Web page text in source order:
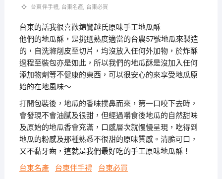
台東伴手禮, 台東名產, 台東必買
台東的話我很喜歡錦鸞越氏原味手工地瓜酥
他們的地瓜酥，是挑選熟度適當的台農57號地瓜來製造
的，自洗滌削皮至切片，均沒放入任何外加物，於炸酥
過程至裝包亦是如此，所以我們的地瓜酥是沒加入任何
添加物劑等不健康的東西，可以很安心的來享受地瓜原
始的在地風味～
打開包裝後，地瓜的香味撲鼻而來，第一口咬下去時，
會發現不會油膩及很甜，但經過嚼食後地瓜的自然甜味
及原始的地瓜香會充滿，口感層次就慢慢呈現，吃得到
地瓜的粉感及那種熟悉不很甜的原味質感。清脆可口，
又不黏牙齒，這就是我們最好吃的手工原味地瓜酥！
台東名產
台東伴手禮 台東必買